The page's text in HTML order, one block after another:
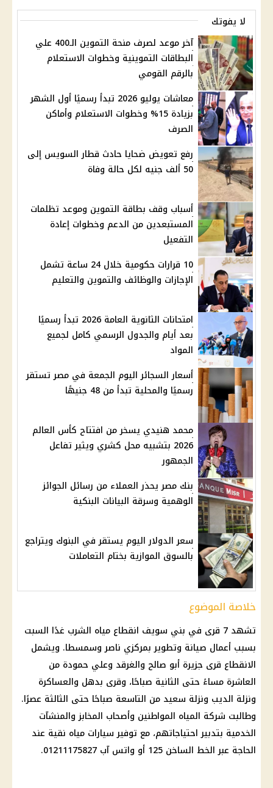
لا يفوتك
آخر موعد لصرف منحة التموين الـ400 علي
البطاقات التموينية وخطوات الاستعلام
بالرقم القومي
معاشات يوليو 2026 تبدأ رسميًا أول الشهر
بزيادة 15% وخطوات الاستعلام وأماكن
الصرف
رفع تعويض ضحايا حادث قطار السويس إلى
50 ألف جنيه لكل حالة وفاة
أسباب وقف بطاقة التموين وموعد تظلمات
المستبعدين من الدعم وخطوات إعادة
التفعيل
10 قرارات حكومية خلال 24 ساعة تشمل
الإجازات والوظائف والتموين والتعليم
امتحانات الثانوية العامة 2026 تبدأ رسميًا
بعد أيام والجدول الرسمي كامل لجميع
المواد
أسعار السجائر اليوم الجمعة في مصر تستقر
رسميًا والمحلية تبدأ من 48 جنيهًا
محمد هنيدي يسخر من افتتاح كأس العالم
2026 بتشبيه محل كشري ويثير تفاعل
الجمهور
بنك مصر يحذر العملاء من رسائل الجوائز
الوهمية وسرقة البيانات البنكية
سعر الدولار اليوم يستقر في البنوك ويتراجع
بالسوق الموازية بختام التعاملات
خلاصة الموضوع
تشهد 7 قرى في بني سويف انقطاع مياه الشرب غدًا السبت
بسبب أعمال صيانة وتطوير بمركزي ناصر وسمسطا. ويشمل
الانقطاع قرى جزيرة أبو صالح والغرقد وعلي حمودة من
العاشرة مساءً حتى الثانية صباحًا، وقرى بدهل والعساكرة
ونزلة الديب ونزلة سعيد من التاسعة صباحًا حتى الثالثة عصرًا.
وطالبت شركة المياه المواطنين وأصحاب المخابز والمنشآت
الخدمية بتدبير احتياجاتهم، مع توفيرسيارات مياه نقية عند
الحاجة عبرالخط الساخن 125 أو واتس آب 01211175827.